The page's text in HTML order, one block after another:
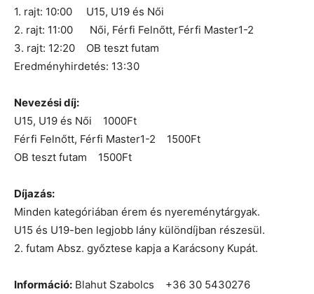
1. rajt: 10:00 U15, U19 és Női
2. rajt: 11:00 Női, Férfi Felnőtt, Férfi Master1-2
3. rajt: 12:20 OB teszt futam
Eredményhirdetés: 13:30
Nevezési díj:
U15, U19 és Női 1000Ft
Férfi Felnőtt, Férfi Master1-2 1500Ft
OB teszt futam 1500Ft
Díjazás:
Minden kategóriában érem és nyereménytárgyak.
U15 és U19-ben legjobb lány különdíjban részesül.
2. futam Absz. győztese kapja a Karácsony Kupát.
Információ: Blahut Szabolcs +36 30 5430276